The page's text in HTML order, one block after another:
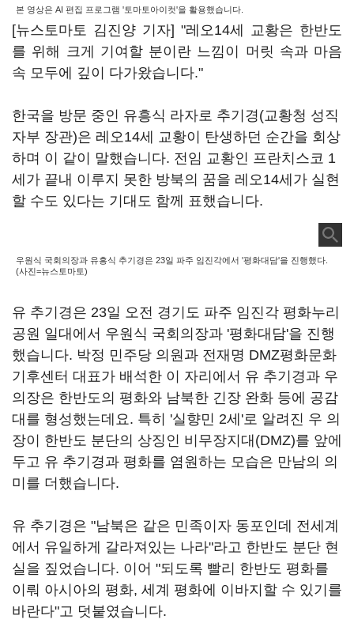
본 영상은 AI 편집 프로그램 '토마토아이컷'을 활용했습니다.
[뉴스토마토 김진양 기자] "레오14세 교황은 한반도
를 위해 크게 기여할 분이란 느낌이 머릿 속과 마음
속 모두에 깊이 다가왔습니다."
한국을 방문 중인 유흥식 라자로 추기경(교황청 성직
자부 장관)은 레오14세 교황이 탄생하던 순간을 회상
하며 이 같이 말했습니다. 전임 교황인 프란치스코 1
세가 끝내 이루지 못한 방북의 꿈을 레오14세가 실현
할 수도 있다는 기대도 함께 표했습니다.
우원식 국회의장과 유흥식 추기경은 23일 파주 임진각에서 '평화대담'을 진행했다.
(사진=뉴스토마토)
유 추기경은 23일 오전 경기도 파주 임진각 평화누리
공원 일대에서 우원식 국회의장과 '평화대담'을 진행
했습니다. 박정 민주당 의원과 전재명 DMZ평화문화
기후센터 대표가 배석한 이 자리에서 유 추기경과 우
의장은 한반도의 평화와 남북한 긴장 완화 등에 공감
대를 형성했는데요. 특히 '실향민 2세'로 알려진 우 의
장이 한반도 분단의 상징인 비무장지대(DMZ)를 앞에
두고 유 추기경과 평화를 염원하는 모습은 만남의 의
미를 더했습니다.
유 추기경은 "남북은 같은 민족이자 동포인데 전세계
에서 유일하게 갈라져있는 나라"라고 한반도 분단 현
실을 짚었습니다. 이어 "되도록 빨리 한반도 평화를
이뤄 아시아의 평화, 세계 평화에 이바지할 수 있기를
바란다"고 덧붙였습니다.